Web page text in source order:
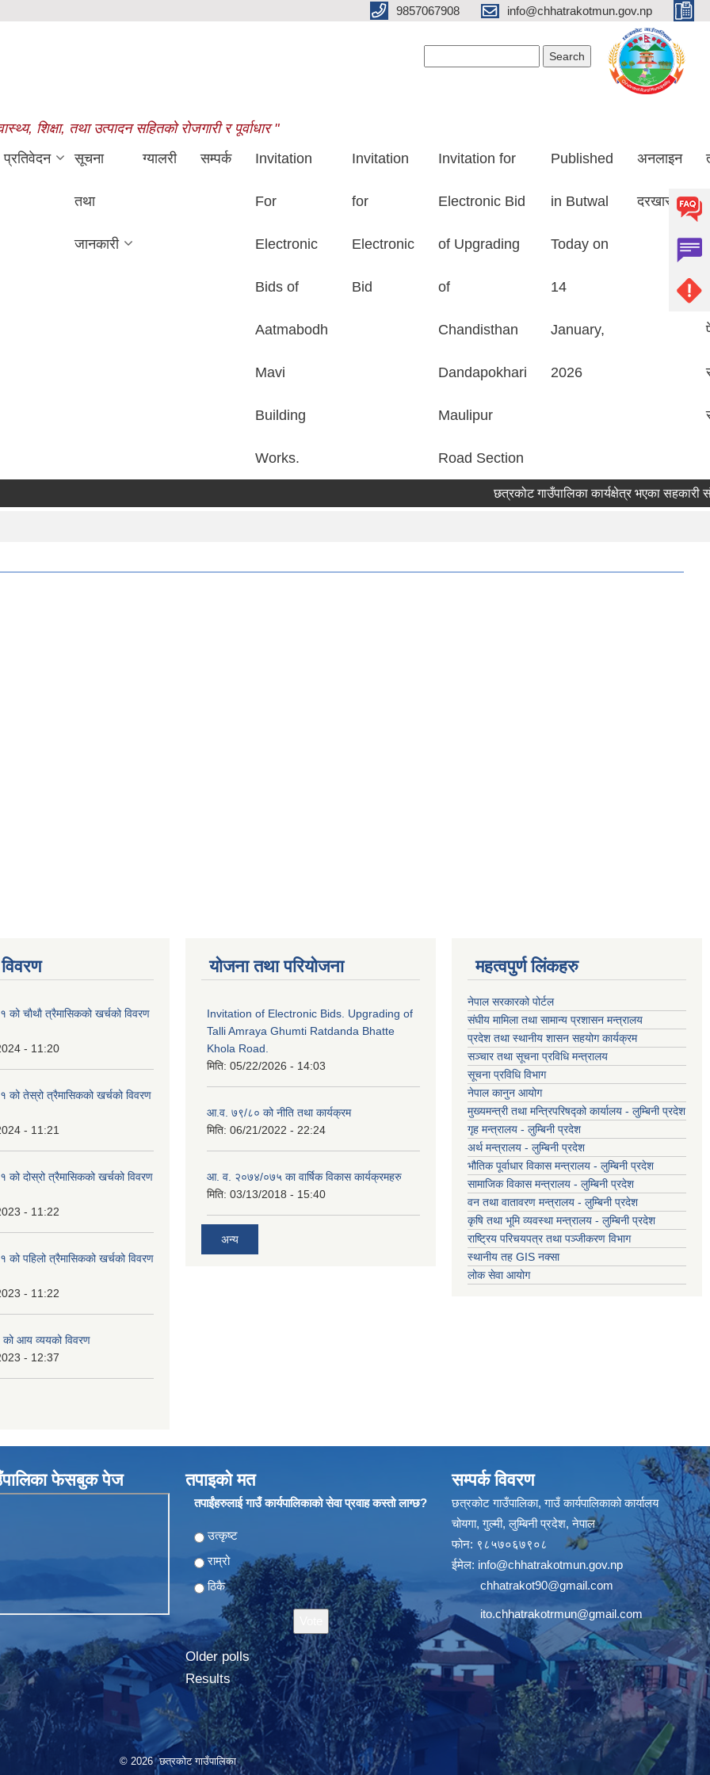
9857067908 info@chhatrakotmun.gov.np
शिक्षा, तथा उत्पादन सहितको रोजगारी र पूर्वाधार "
प्रतिवेदन सूचना
तथा
जानकारी
ग्यालरी सम्पर्क Invitation
For
Electronic
Bids of
Aatmabodh
Mavi
Building
Works.
Invitation
for
Electronic
Bid
Invitation for
Electronic Bid
of Upgrading
of
Chandisthan
Dandapokhari
Maulipur
Road Section
Published
in Butwal
Today on
14
January,
2026
अनलाइन
दरखास्त
छत्रकोट गाउँपालिका कार्यक्षेत्र भएका सहकारी
चाैथाै त्रैमासिकको खर्चको विवरण
- 11:20
तेस्रो त्रैमासिकको खर्चको विवरण
- 11:21
दोस्रो त्रैमासिकको खर्चको विवरण
- 11:22
पहिलो त्रैमासिकको खर्चको विवरण
- 11:22
आय व्ययको विवरण
- 12:37
योजना तथा परियोजना
Invitation of Electronic Bids. Upgrading of
Talli Amraya Ghumti Ratdanda Bhatte
Khola Road.
मिति: 05/22/2026 - 14:03
आ.व. ७९/८० को नीति तथा कार्यक्रम
मिति: 06/21/2022 - 22:24
आ. व. २०७४/०७५ का वार्षिक विकास कार्यक्रमहरु
मिति: 03/13/2018 - 15:40
अन्य
महत्वपुर्ण लिंकहरु
नेपाल सरकारको पोर्टल
संघीय मामिला तथा सामान्य प्रशासन मन्त्रालय
प्रदेश तथा स्थानीय शासन सहयोग कार्यक्रम
सञ्चार तथा सूचना प्रविधि मन्त्रालय
सूचना प्रविधि विभाग
नेपाल कानुन आयोग
मुख्यमन्त्री तथा मन्त्रिपरिषद्को कार्यालय - लुम्बिनी प्रदेश
गृह मन्त्रालय - लुम्बिनी प्रदेश
अर्थ मन्त्रालय - लुम्बिनी प्रदेश
भौतिक पूर्वाधार विकास मन्त्रालय - लुम्बिनी प्रदेश
सामाजिक विकास मन्त्रालय - लुम्बिनी प्रदेश
वन तथा वातावरण मन्त्रालय - लुम्बिनी प्रदेश
कृषि तथा भूमि व्यवस्था मन्त्रालय - लुम्बिनी प्रदेश
राष्ट्रिय परिचयपत्र तथा पञ्जीकरण विभाग
स्थानीय तह GIS नक्सा
लोक सेवा आयोग
फेसबुक पेज तपाइको मत
तपाईंहरुलाई गाउँ कार्यपालिकाको सेवा प्रवाह कस्तो लाग्छ?
Choices
उत्कृष्ट
राम्रो
ठिकै
Older polls
Results
सम्पर्क विवरण
छत्रकोट गाउँपालिका, गाउँ कार्यपालिकाको कार्यालय
चोयगा, गुल्मी, लुम्बिनी प्रदेश, नेपाल
फोन: ९८५७०६७९०८
ईमेल: info@chhatrakotmun.gov.np
chhatrakot90@gmail.com
ito.chhatrakotrmun@gmail.com
© 2026 छत्रकोट गाउँपालिका